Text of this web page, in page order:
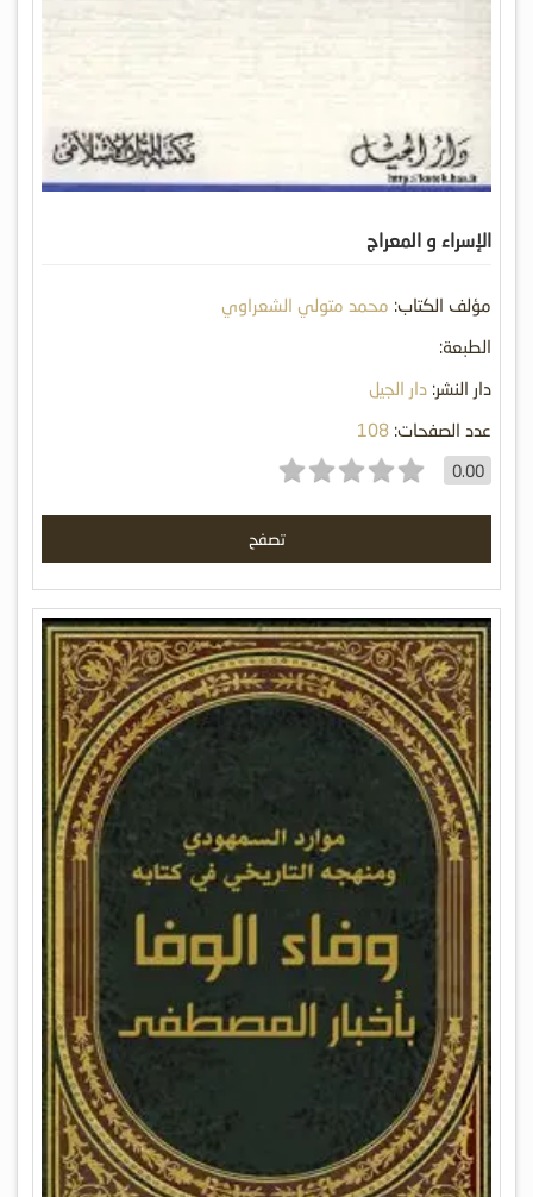
الإسراء و المعراج
مؤلف الكتاب: محمد متولي الشعراوي
الطبعة:
دار النشر: دار الجيل
عدد الصفحات: 108
0.00
تصفح